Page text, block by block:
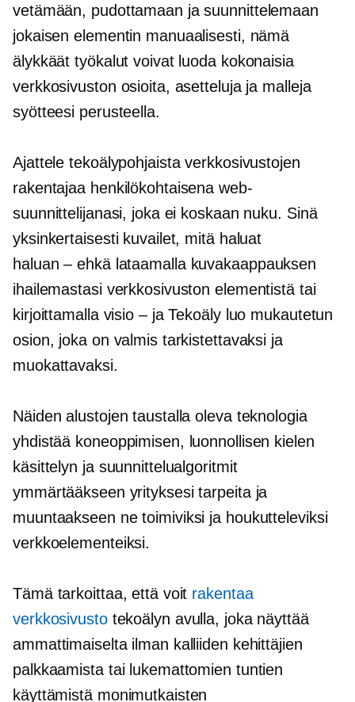
vetämään, pudottamaan ja suunnittelemaan
jokaisen elementin manuaalisesti, nämä
älykkäät työkalut voivat luoda kokonaisia
verkkosivuston osioita, asetteluja ja malleja
syötteesi perusteella.
Ajattele tekoälypohjaista verkkosivustojen
rakentajaa henkilökohtaisena web-
suunnittelijanasi, joka ei koskaan nuku. Sinä
yksinkertaisesti kuvailet, mitä haluat
haluan – ehkälataamalla kuvakaappauksen
ihailemastasi verkkosivuston elementistä tai
kirjoittamalla visio – jaTekoäly luo mukautetun
osion, joka on valmis tarkistettavaksi ja
muokattavaksi.
Näiden alustojen taustalla oleva teknologia
yhdistää koneoppimisen, luonnollisen kielen
käsittelyn ja suunnittelualgoritmit
ymmärtääkseen yrityksesi tarpeita ja
muuntaakseen ne toimiviksi ja houkutteleviksi
verkkoelementeiksi.
Tämä tarkoittaa, että voit rakentaa
verkkosivustotekoälyn avulla, joka näyttää
ammattimaiselta ilman kalliiden kehittäjien
palkkaamista tai lukemattomien tuntien
käyttämistä monimutkaisten